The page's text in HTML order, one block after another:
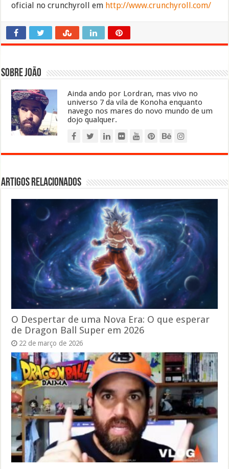
oficial no crunchyroll em http://www.crunchyroll.com/
Sobre João
Ainda ando por Lordran, mas vivo no
universo 7 da vila de Konoha enquanto
navego nos mares do novo mundo de um
dojo qualquer.
Artigos relacionados
O Despertar de uma Nova Era: O que esperar
de Dragon Ball Super em 2026
22 de março de 2026